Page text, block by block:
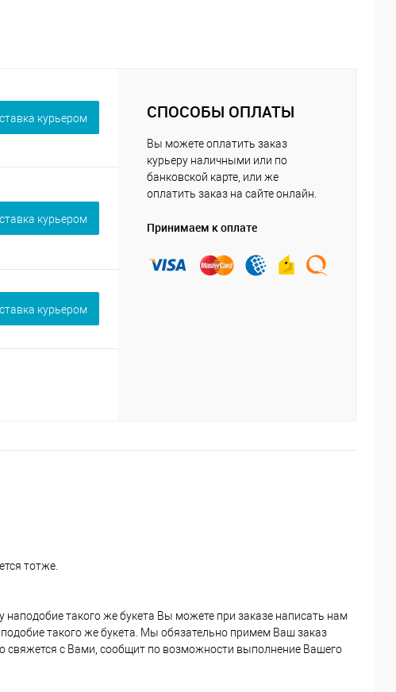
курьером
курьером
курьером
СПОСОБЫ ОПЛАТЫ
Вы можете оплатить заказ
курьеру наличными или по
банковской карте, или же
оплатить заказ на сайте онлайн.
Принимаем к оплате
тотже.
наподобие такого же букета Вы можете при заказе написать нам
такого же букета. Мы обязательно примем Ваш заказ
с Вами, сообщит по возможности выполнение Вашего